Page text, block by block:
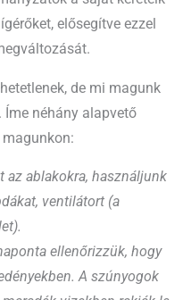
elősegítve ezzel
de mi magunk
Íme néhány alapvető
az ablakokra, használjunk
ventilátort (a
ellenőrizzük, hogy
A szúnyogok